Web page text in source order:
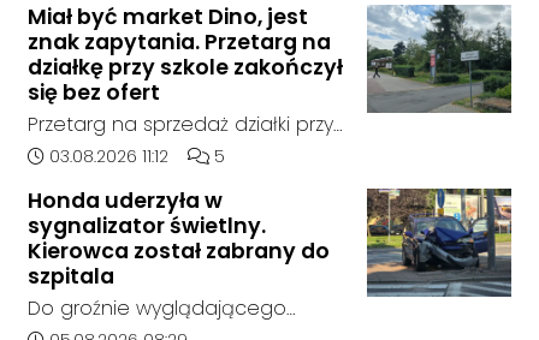
Miał być market Dino, jest
znak zapytania. Przetarg na
działkę przy szkole zakończył
się bez ofert
Przetarg na sprzedaż działki przy
Zespole Szkół Technicznych i
Kędzierzynie-Koźlu zakończył się
bez rozstrzygnięcia. Mimo
wcześniejszego zainteresowania
terenem ze strony sieci Dino, do
postępowania nie zgłosił się
Data dodania artykułu:
03.08.2026 11:12 Liczba komentarzy artykułu:
5
Honda uderzyła w
sygnalizator świetlny.
Kierowca został zabrany do
szpitala
Do groźnie wyglądającego